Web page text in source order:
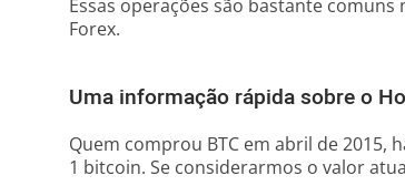
Essas operações são bastante
Forex.
Uma informação rápida sobre o
Quem comprou BTC em abril de 2015,
1 bitcoin. Se considerarmos o valor